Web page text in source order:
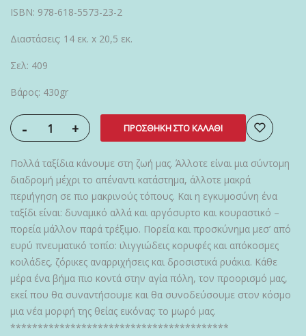
ISBN: 978-618-5573-23-2
Διαστάσεις: 14 εκ. x 20,5 εκ.
Σελ: 409
Βάρος: 430gr
- + ΠΡΟΣΘΉΚΗ ΣΤΟ ΚΑΛΆΘΙ
Πολλά ταξίδια κάνουμε στη ζωή μας. Άλλοτε είναι μια σύντομη
διαδρομή μέχρι το απέναντι κατάστημα, άλλοτε μακρά
περιήγηση σε πιο μακρινούς τόπους. Και η εγκυμοσύνη ένα
ταξίδι είναι: δυναμικό αλλά και αργόσυρτο και κουραστικό –
πορεία μάλλον παρά τρέξιμο. Πορεία και προσκύνημα μεσ’ από
ευρύ πνευματικό τοπίο: ιλιγγιώδεις κορυφές και απόκοσμες
κοιλάδες, ζόρικες αναρριχήσεις και δροσιστικά ρυάκια. Κάθε
μέρα ένα βήμα πιο κοντά στην αγία πόλη, τον προορισμό μας,
εκεί που θα συναντήσουμε και θα συνοδεύσουμε στον κόσμο
μια νέα μορφή της θείας εικόνας: το μωρό μας.
****************************************